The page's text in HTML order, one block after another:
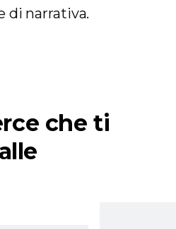
di narrativa.
che ti